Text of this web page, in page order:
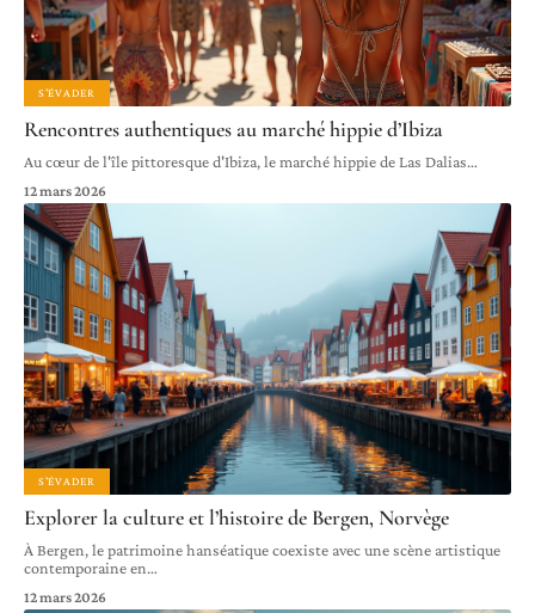
S'ÉVADER
Rencontres authentiques au marché hippie d’Ibiza
Au cœur de l'île pittoresque d'Ibiza, le marché hippie de Las Dalias…
12 mars 2026
S'ÉVADER
Explorer la culture et l’histoire de Bergen, Norvège
À Bergen, le patrimoine hanséatique coexiste avec une scène artistique
contemporaine en…
12 mars 2026